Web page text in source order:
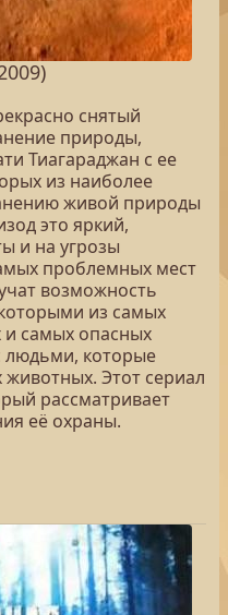
снятый
природы,
Тиагараджан с ее
из наиболее
живой природы
это яркий,
и на угрозы
проблемных мест
возможность
из самых
и самых опасных
людьми, которые
Этот сериал
рассматривает
её охраны.